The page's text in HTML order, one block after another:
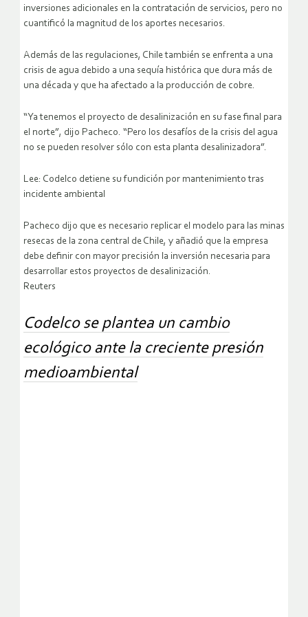
inversiones adicionales en la contratación de servicios, pero no
cuantificó la magnitud de los aportes necesarios.
Además de las regulaciones, Chile también se enfrenta a una
crisis de agua debido a una sequía histórica que dura más de
una década y que ha afectado a la producción de cobre.
“Ya tenemos el proyecto de desalinización en su fase final para
el norte”, dijo Pacheco. “Pero los desafíos de la crisis del agua
no se pueden resolver sólo con esta planta desalinizadora”.
Lee: Codelco detiene su fundición por mantenimiento tras
incidente ambiental
Pacheco dijo que es necesario replicar el modelo para las minas
resecas de la zona central de Chile, y añadió que la empresa
debe definir con mayor precisión la inversión necesaria para
desarrollar estos proyectos de desalinización.
Reuters
Codelco se plantea un cambio
ecológico ante la creciente presión
medioambiental